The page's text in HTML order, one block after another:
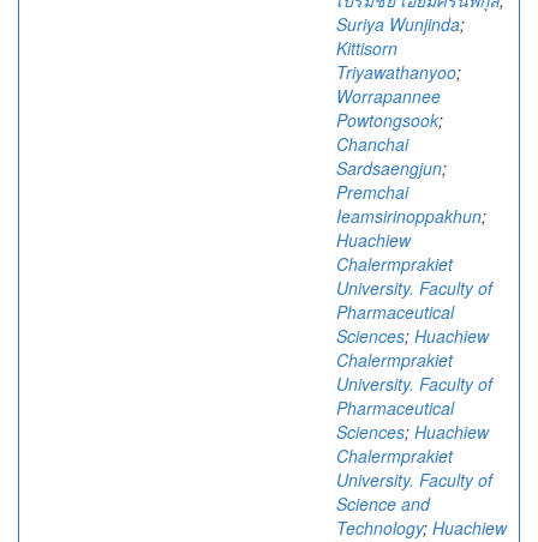
Suriya Wunjinda;
Kittisorn
Triyawathanyoo;
Worrapannee
Powtongsook;
Chanchai
Sardsaengjun;
Premchai
Ieamsirinoppakhun;
Huachiew
Chalermprakiet
University. Faculty of
Pharmaceutical
Sciences; Huachiew
Chalermprakiet
University. Faculty of
Pharmaceutical
Sciences; Huachiew
Chalermprakiet
University. Faculty of
Science and
Technology; Huachiew